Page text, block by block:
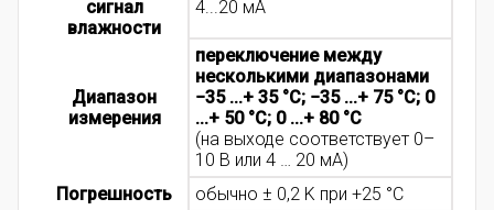
сигнал
влажности
4...20 мА
Диапазон
измерения
переключение между
несколькими диапазонами
−35 ...+ 35 °C; −35 ...+ 75 °C; 0
...+ 50 °C; 0 ...+ 80 °C
(на выходе соответствует 0–
10 B или 4 … 20 мА)
Погрешность
обычно ± 0,2 K при +25 °C